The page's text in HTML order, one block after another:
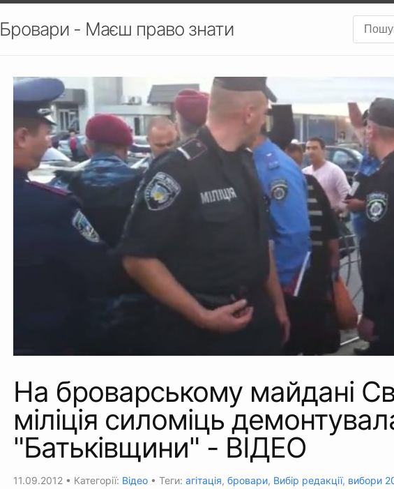
Бровари - Маєш право знати
На броварському майдані
міліція силоміць
"Батьківщини" - ВІДЕО
11.09.2012 • Категорії: Відео • Теги: агітація, бровари, Вибір редакції, вибори